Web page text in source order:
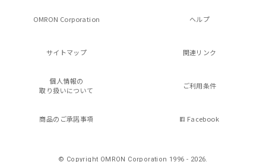
OMRON Corporation ヘルプ
サイトマップ 関連リンク
個人情報の
取り扱いについて
ご利用条件
商品のご承諾事項 Facebook
© Copyright OMRON Corporation 1996 - 2026.